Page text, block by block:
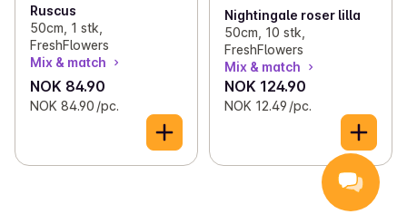
Ruscus
50cm, 1 stk,
FreshFlowers
Mix & match
NOK 84.90
NOK 84.90 /pc.
Nightingale roser lilla
50cm, 10 stk,
FreshFlowers
Mix & match
NOK 124.90
NOK 12.49 /pc.